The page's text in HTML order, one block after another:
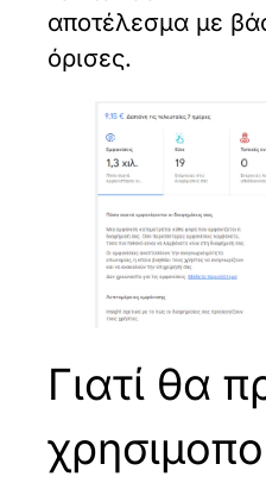
αποτέλεσμα με
όρισες.
Γιατί θα